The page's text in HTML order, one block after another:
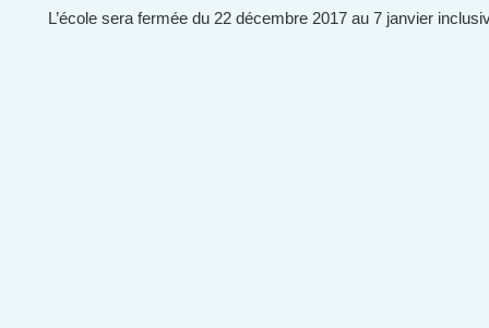
L’école sera fermée du 22 décembre 2017 au 7 janvier